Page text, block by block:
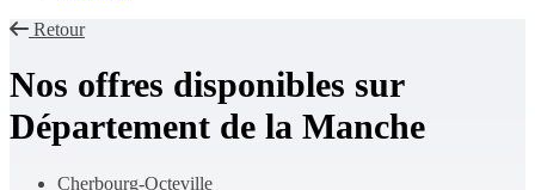
Retour
Nos offres disponibles sur
Département de la Manche
Cherbourg-Octeville